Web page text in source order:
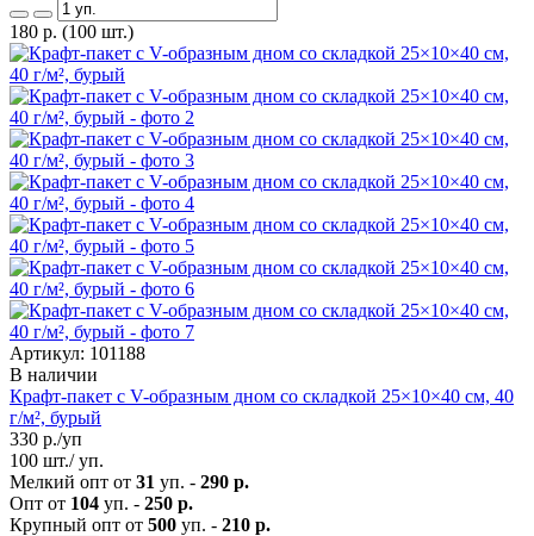
180 р. (100 шт.)
Артикул: 101188
В наличии
Крафт-пакет с V-образным дном со складкой 25×10×40 см, 40
г/м², бурый
330 р./уп
100 шт./ уп.
Мелкий опт от 31 уп. - 290 р.
Опт от 104 уп. - 250 р.
Крупный опт от 500 уп. - 210 р.